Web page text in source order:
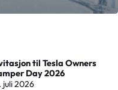
til Tesla Owners
Day 2026
juli 2026